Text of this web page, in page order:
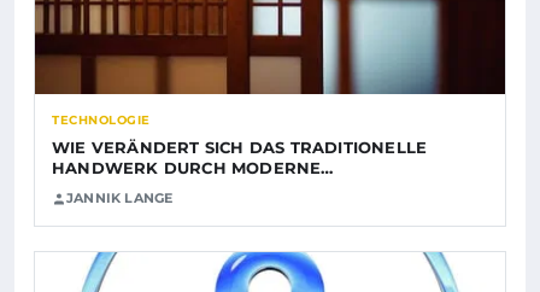
TECHNOLOGIE
WIE VERÄNDERT SICH DAS TRADITIONELLE
HANDWERK DURCH MODERNE…
JANNIK LANGE